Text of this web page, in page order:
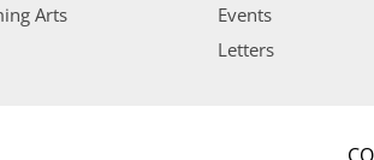
Arts
Events
Letters